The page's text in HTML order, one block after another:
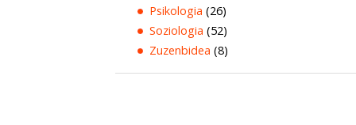
Psikologia (26)
Soziologia (52)
Zuzenbidea (8)